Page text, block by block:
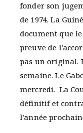
fonder son
de 1974. La
document que
preuve de
pas un original.
semaine. Le
mercredi. La
définitif et
l'année